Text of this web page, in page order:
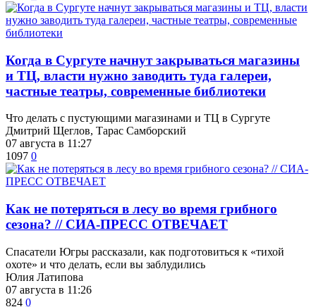
​Когда в Сургуте начнут закрываться магазины
и ТЦ, власти нужно заводить туда галереи,
частные театры, современные библиотеки
Что делать с пустующими магазинами и ТЦ в Сургуте
Дмитрий Щеглов, Тарас Самборский
07 августа в 11:27
1097 0
​Как не потеряться в лесу во время грибного
сезона? // СИА-ПРЕСС ОТВЕЧАЕТ
Спасатели Югры рассказали, как подготовиться к «тихой
охоте» и что делать, если вы заблудились
Юлия Латипова
07 августа в 11:26
824 0